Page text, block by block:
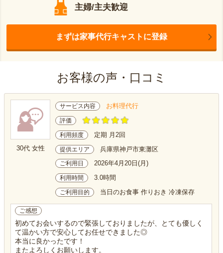
主婦/主夫歓迎
まずは家事代行キャストに登録
お客様の声・口コミ
30代 女性
サービス内容 お料理代行
評価
利用頻度 定期 月2回
提供エリア 兵庫県神戸市東灘区
ご利用日 2026年4月20日(月)
利用時間 3.0時間
ご利用目的 当日のお食事 作りおき 冷凍保存
ご感想
初めてお会いするので緊張しておりましたが、とても優しく
て温かい方で安心してお任せできました◎
本当に良かったです！
またよろしくお願いします。